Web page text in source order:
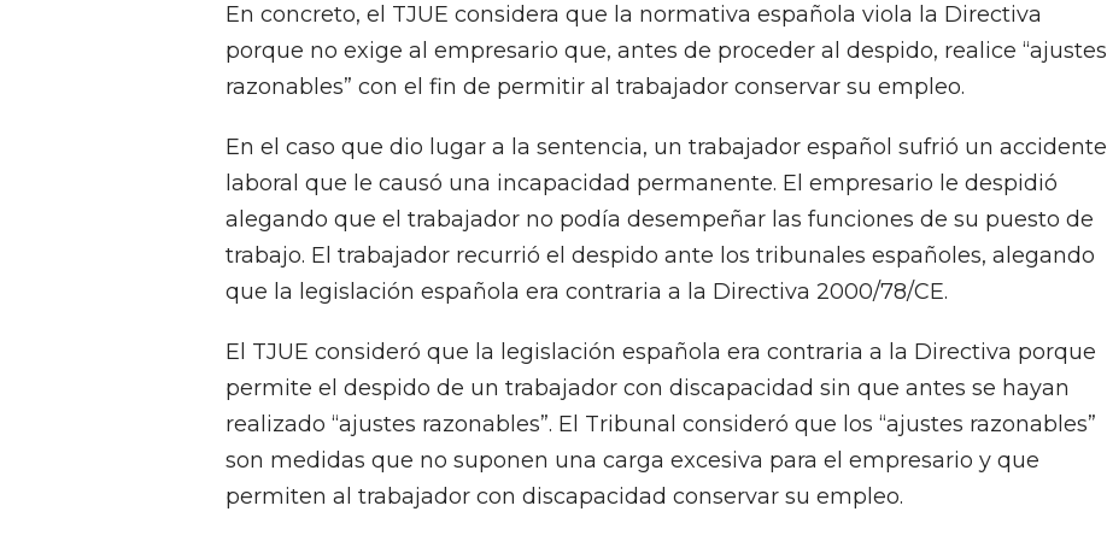
En concreto, el TJUE considera que la normativa española viola la Directiva
porque no exige al empresario que, antes de proceder al despido, realice “ajustes
razonables” con el fin de permitir al trabajador conservar su empleo.
En el caso que dio lugar a la sentencia, un trabajador español sufrió un accidente
laboral que le causó una incapacidad permanente. El empresario le despidió
alegando que el trabajador no podía desempeñar las funciones de su puesto de
trabajo. El trabajador recurrió el despido ante los tribunales españoles, alegando
que la legislación española era contraria a la Directiva 2000/78/CE.
El TJUE consideró que la legislación española era contraria a la Directiva porque
permite el despido de un trabajador con discapacidad sin que antes se hayan
realizado “ajustes razonables”. El Tribunal consideró que los “ajustes razonables”
son medidas que no suponen una carga excesiva para el empresario y que
permiten al trabajador con discapacidad conservar su empleo.